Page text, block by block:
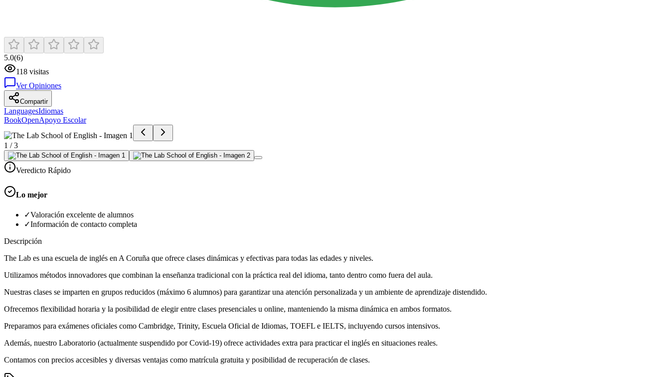
5.0(6)
118 visitas
Ver Opiniones
Compartir
LanguagesIdiomas
BookOpenApoyo Escolar
1 /3
Veredicto Rápido
Lo mejor
✓Valoración excelente de alumnos
✓Información de contacto completa
Descripción
The Lab es una escuela de inglés en A Coruña que ofrece clases dinámicas y efectivas para todas las edades y niveles.
Utilizamos métodos innovadores que combinan la enseñanza tradicional con la práctica real del idioma, tanto dentro como fuera del aula.
Nuestras clases se imparten en grupos reducidos (máximo 6 alumnos) para garantizar una atención personalizada y un ambiente de aprendizaje distendido.
Ofrecemos flexibilidad horaria y la posibilidad de elegir entre clases presenciales u online, manteniendo la misma dinámica en ambos formatos.
Preparamos para exámenes oficiales como Cambridge, Trinity, Escuela Oficial de Idiomas, TOEFL e IELTS, incluyendo cursos intensivos.
Además, nuestro Laboratorio (actualmente suspendido por Covid-19) ofrece actividades extra para practicar el inglés en situaciones reales.
Contamos con precios accesibles y diversas ventajas como matrícula gratuita y posibilidad de recuperación de clases.